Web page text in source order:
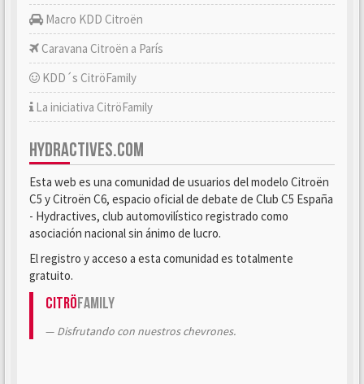
Macro KDD Citroën
Caravana Citroën a París
KDD´s CitröFamily
La iniciativa CitröFamily
HYDRACTIVES.COM
Esta web es una comunidad de usuarios del modelo Citroën
C5 y Citroën C6, espacio oficial de debate de Club C5 España
- Hydractives, club automovilístico registrado como
asociación nacional sin ánimo de lucro.
El registro y acceso a esta comunidad es totalmente
gratuito.
CitröFamily
Disfrutando con nuestros chevrones.